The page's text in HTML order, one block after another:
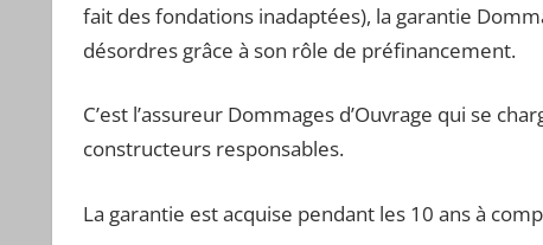
fait des fondations inadaptées), la garantie
désordres grâce à son rôle de préfinancement.
C’est l’assureur Dommages d’Ouvrage qui se
constructeurs responsables.
La garantie est acquise pendant les 10 ans à